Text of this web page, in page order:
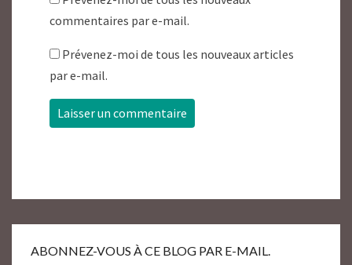
commentaires par e-mail.
Prévenez-moi de tous les nouveaux articles
par e-mail.
ABONNEZ-VOUS À CE BLOG PAR E-MAIL.